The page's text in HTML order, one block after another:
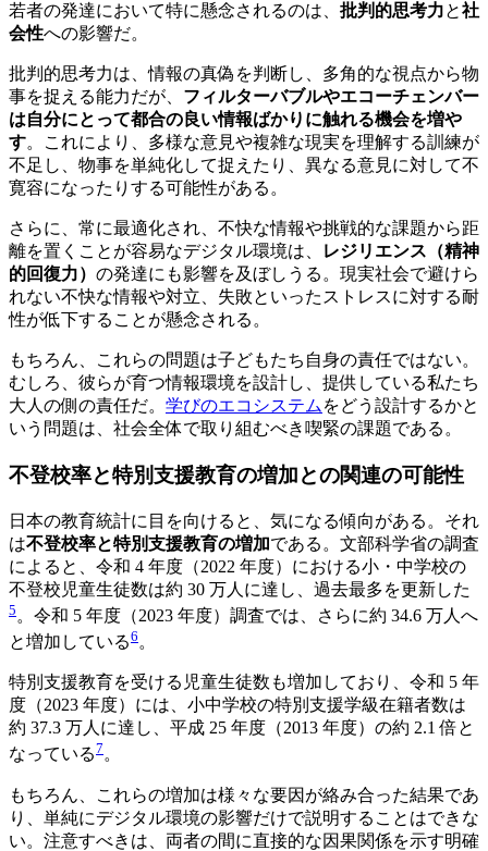
若者の発達において特に懸念されるのは、 批判的思考力と社
会性への影響だ。
批判的思考力は、情報の真偽を判断し、多角的な視点から物
事を捉える能力だが、 フィルターバブルやエコーチェンバー
は自分にとって都合の良い情報ばかりに触れる機会を増や
す。これにより、多様な意見や複雑な現実を理解する訓練が
不足し、物事を単純化して捉えたり、異なる意見に対して不
寛容になったりする可能性がある。
さらに、常に最適化され、不快な情報や挑戦的な課題から距
離を置くことが容易なデジタル環境は、
レジリエンス（精神
的回復力） の発達にも影響を及ぼしうる。現実社会で避けら
れない不快な情報や対立、失敗といったストレスに対する耐
性が低下することが懸念される。
もちろん、これらの問題は子どもたち自身の責任ではない。
むしろ、彼らが育つ情報環境を設計し、提供している私たち
大人の側の責任だ。 学びのエコシステム をどう設計するかと
いう問題は、社会全体で取り組むべき喫緊の課題である。
不登校率と特別支援教育の増加との関連の可能性
日本の教育統計に目を向けると、気になる傾向がある。それ
は不登校率と特別支援教育の増加である。文部科学省の調査
によると、令和 4 年度（2022 年度）における小・中学校の
不登校児童生徒数は約 30 万人に達し、過去最多を更新した
5 。令和 5 年度（2023 年度）調査では、さらに約 34.6 万人へ
と増加している6 。
特別支援教育を受ける児童生徒数も増加しており、令和 5 年
度（2023 年度）には、小中学校の特別支援学級在籍者数は
約 37.3 万人に達し、平成 25 年度（2013 年度）の約 2.1 倍と
なっている7。
もちろん、これらの増加は様々な要因が絡み合った結果であ
り、単純にデジタル環境の影響だけで説明することはできな
い。注意すべきは、両者の間に直接的な因果関係を示す明確